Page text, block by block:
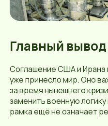
Главный вывод
Соглашение США и Ирана
уже принесло мир. Оно
за время нынешнего
заменить военную
рамка ещё не означает